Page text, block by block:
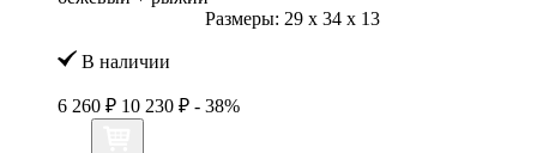
Размеры: 29 x 34 x 13
В наличии
6 260 ₽ 10 230 ₽ - 38%